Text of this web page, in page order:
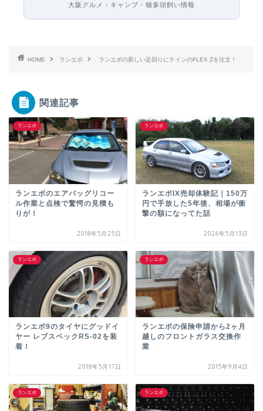
大阪グルメ・キャンプ・猫多頭飼い情報
HOME ランエボ ランエボの新しい足回りにテインのFLEX Zを注文！
関連記事
ランエボ
ランエボのエアバッグリコー
ル作業と点検で驚愕の見積も
りが！
2018年5月25日
ランエボ
ランエボIX売却体験記｜150万
円で手放した5年後、相場が衝
撃の額になってた話
2026年5月13日
ランエボ
ランエボ9のタイヤにグッドイ
ヤー レブスペックRS-02を装
着！
2018年5月17日
ランエボ
ランエボの保険申請から2ヶ月
越しのフロントガラス交換作
業
2015年9月4日
ランエボ ランエボ